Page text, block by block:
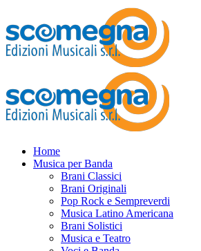
Home
Musica per Banda
Brani Classici
Brani Originali
Pop Rock e Sempreverdi
Musica Latino Americana
Brani Solistici
Musica e Teatro